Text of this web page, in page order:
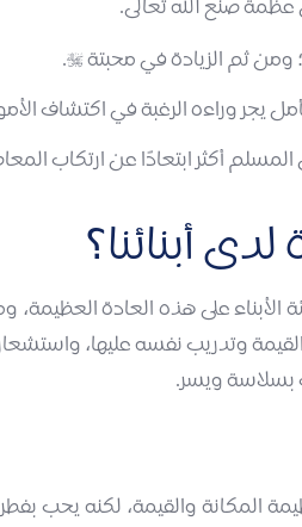
عظمة صنع الله تعالى.
ومن ثم الزيادة في محبتة
.
يجر وراءه الرغبة في اكتشاف
أكثر ابتعادًا عن ارتكاب
أبنائنا؟
على هذه العادة العظيمة،
وتدريب نفسه عليها، واستشعارها
بسلاسة ويسر.
المكانة والقيمة، لكنه يحب